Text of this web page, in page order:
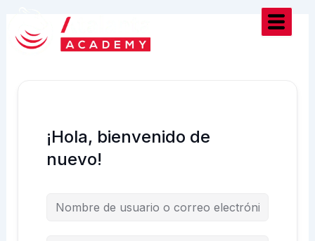
contenido
¡Hola, bienvenido de
nuevo!